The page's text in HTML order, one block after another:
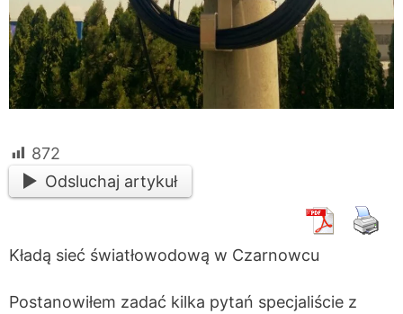
872
Odsluchaj artykuł
Kładą sieć światłowodową w Czarnowcu
Postanowiłem zadać kilka pytań specjaliście z